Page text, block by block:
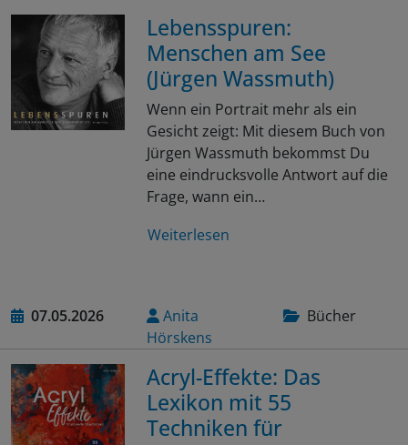
Lebensspuren:
Menschen am See
(Jürgen Wassmuth)
Wenn ein Portrait mehr als ein
Gesicht zeigt: Mit diesem Buch von
Jürgen Wassmuth bekommst Du
eine eindrucksvolle Antwort auf die
Frage, wann ein…
Weiterlesen
07.05.2026
Anita
Hörskens
Bücher
Acryl-Effekte: Das
Lexikon mit 55
Techniken für